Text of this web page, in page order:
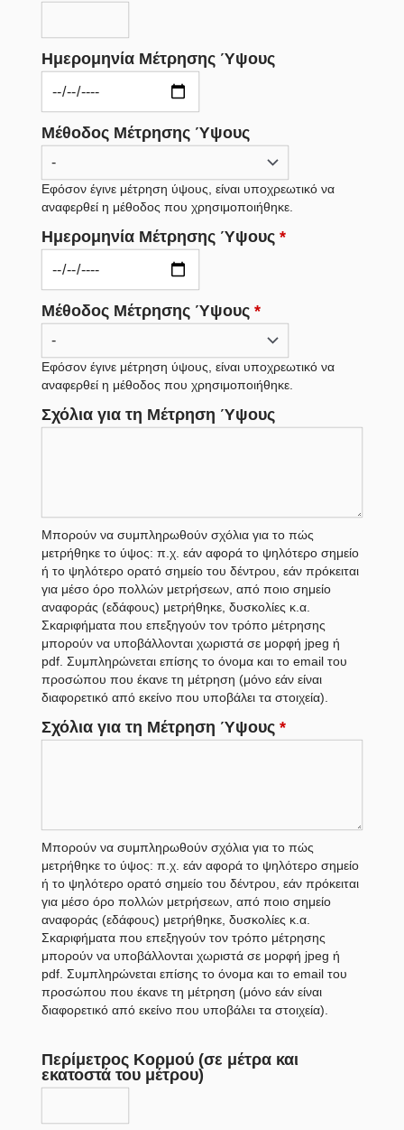
Ημερομηνία Μέτρησης Ύψους
Μέθοδος Μέτρησης Ύψους
Εφόσον έγινε μέτρηση ύψους, είναι υποχρεωτικό να
αναφερθεί η μέθοδος που χρησιμοποιήθηκε.
Ημερομηνία Μέτρησης Ύψους *
Μέθοδος Μέτρησης Ύψους *
Εφόσον έγινε μέτρηση ύψους, είναι υποχρεωτικό να
αναφερθεί η μέθοδος που χρησιμοποιήθηκε.
Σχόλια για τη Μέτρηση Ύψους
Μπορούν να συμπληρωθούν σχόλια για το πώς
μετρήθηκε το ύψος: π.χ. εάν αφορά το ψηλότερο σημείο
ή το ψηλότερο ορατό σημείο του δέντρου, εάν πρόκειται
για μέσο όρο πολλών μετρήσεων, από ποιο σημείο
αναφοράς (εδάφους) μετρήθηκε, δυσκολίες κ.α.
Σκαριφήματα που επεξηγούν τον τρόπο μέτρησης
μπορούν να υποβάλλονται χωριστά σε μορφή jpeg ή
pdf. Συμπληρώνεται επίσης το όνομα και το email του
προσώπου που έκανε τη μέτρηση (μόνο εάν είναι
διαφορετικό από εκείνο που υποβάλει τα στοιχεία).
Σχόλια για τη Μέτρηση Ύψους *
Μπορούν να συμπληρωθούν σχόλια για το πώς
μετρήθηκε το ύψος: π.χ. εάν αφορά το ψηλότερο σημείο
ή το ψηλότερο ορατό σημείο του δέντρου, εάν πρόκειται
για μέσο όρο πολλών μετρήσεων, από ποιο σημείο
αναφοράς (εδάφους) μετρήθηκε, δυσκολίες κ.α.
Σκαριφήματα που επεξηγούν τον τρόπο μέτρησης
μπορούν να υποβάλλονται χωριστά σε μορφή jpeg ή
pdf. Συμπληρώνεται επίσης το όνομα και το email του
προσώπου που έκανε τη μέτρηση (μόνο εάν είναι
διαφορετικό από εκείνο που υποβάλει τα στοιχεία).
Περίμετρος Κορμού (σε μέτρα και
εκατοστά του μέτρου)